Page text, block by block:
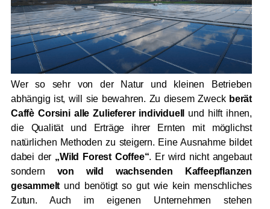
Wer so sehr von der Natur und kleinen Betrieben
abhängig ist, will sie bewahren. Zu diesem Zweck berät
Caffè Corsini alle Zulieferer individuell
und hilft ihnen,
die Qualität und Erträge ihrer Ernten mit möglichst
natürlichen Methoden zu steigern. Eine Ausnahme bildet
dabei der „Wild Forest Coffee“. Er wird nicht angebaut
sondern von wild wachsenden Kaffeepflanzen
gesammelt und benötigt so gut wie kein menschliches
Zutun. Auch im eigenen Unternehmen stehen